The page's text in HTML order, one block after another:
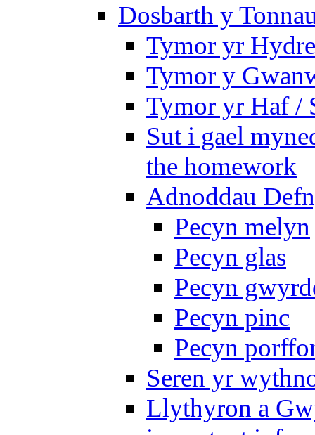
Dosbarth y
Tymor yr
Tymor y
Tymor yr Haf /
Sut i gael
the homework
Adnoddau
Pecyn melyn
Pecyn glas
Pecyn
Pecyn pinc
Pecyn
Seren yr
Llythyron a